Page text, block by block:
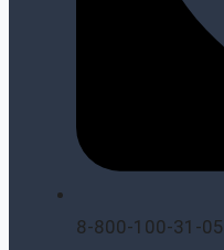
8-800-100-31-05